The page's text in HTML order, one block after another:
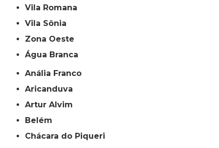
Vila Romana
Vila Sônia
Zona Oeste
Água Branca
Anália Franco
Aricanduva
Artur Alvim
Belém
Chácara do Piqueri